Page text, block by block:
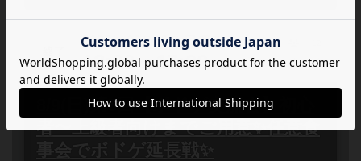
2026年 08月 09日 日曜日
13:30～17:00
1
8/9(日)第5回【ボドゲ交流会】初心
者〜上級者向けまでご用意✨任意食
事会でボドゲ延長戦✨